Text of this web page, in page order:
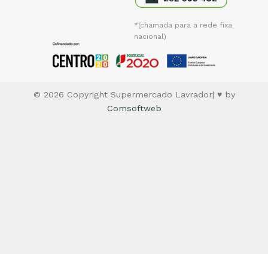
*(chamada para a rede fixa
nacional)
© 2026 Copyright Supermercado Lavrador| ♥ by
Comsoftweb